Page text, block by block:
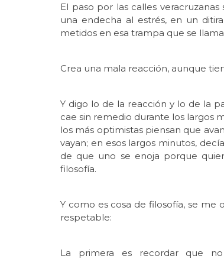
El paso por las calles
una endecha al estrés, en un
metidos en esa trampa que se
Crea una mala reacción, aunque
Y digo lo de la reacción y lo de la
cae sin remedio durante los largos
los más optimistas piensan que
vayan; en esos largos minutos,
de que uno se enoja porque
filosofía.
Y como es cosa de filosofía, se me
respetable:
La primera es recordar que